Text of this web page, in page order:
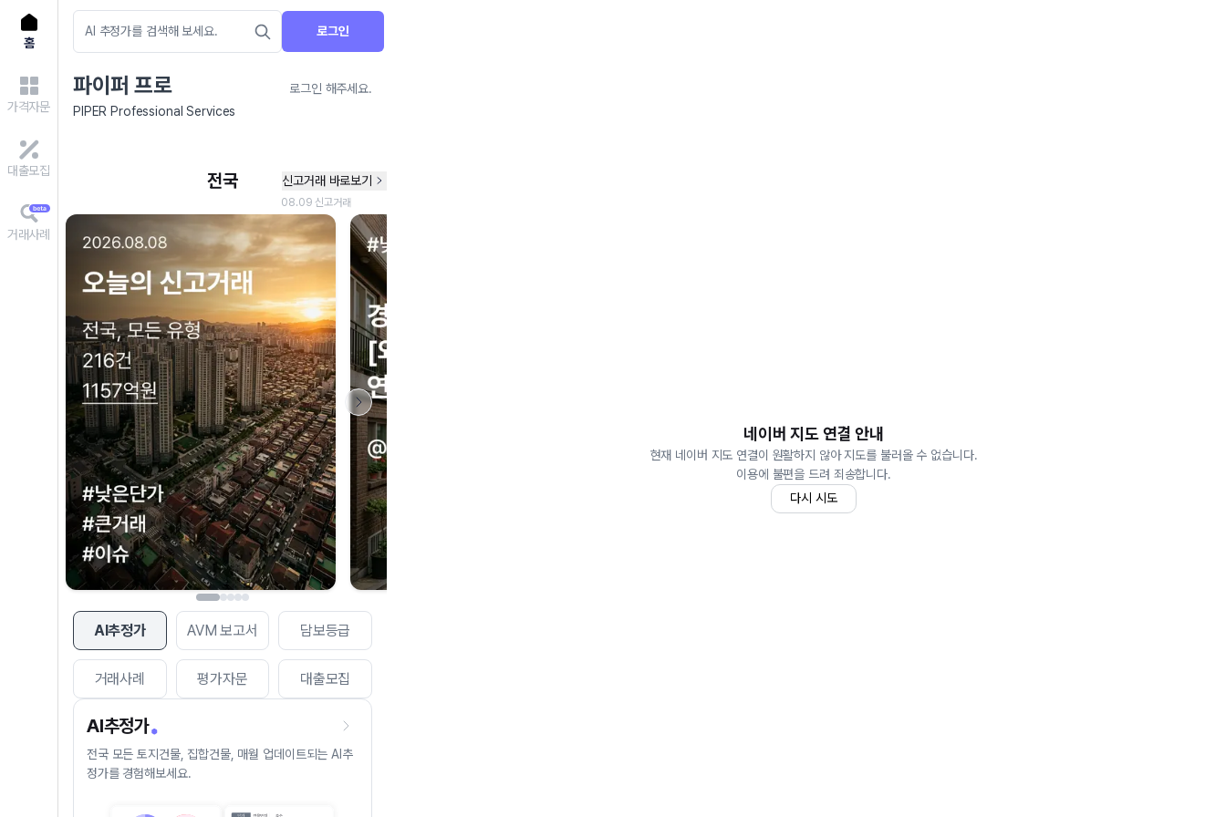
홈
가격자문
대출모집
거래사례
로그인
파이퍼 프로
로그인 해주세요.
PIPER Professional Services
AI추정가 AVM 보고서 담보등급
거래사례 평가자문 대출모집
AI추정가
전국 모든 토지건물, 집합건물, 매월 업데이트되는 AI추
정가를 경험해보세요.
네이버 지도 연결 안내
현재 네이버 지도 연결이 원활하지 않아 지도를 불러올 수 없습니다.
이용에 불편을 드려 죄송합니다.
다시 시도